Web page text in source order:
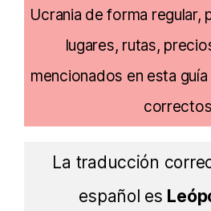
Ucrania de forma regular,
lugares, rutas,
mencionados en esta
La traducción
español es